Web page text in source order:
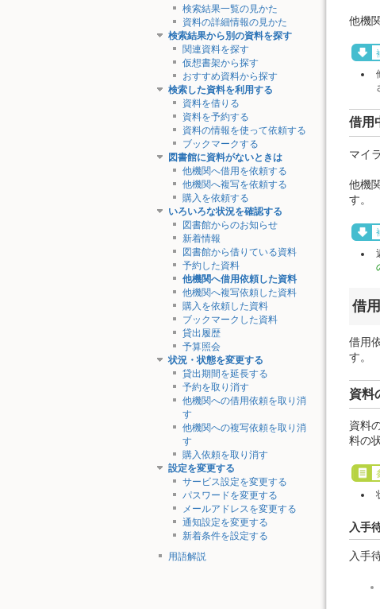
検索結果一覧の見かた
資料の詳細情報の見かた
検索結果から別の資料を探す
関連資料を探す
仮想書架から探す
おすすめ資料から探す
検索した資料を利用する
資料を借りる
資料を予約する
資料の情報を使って依頼する
ブックマークする
図書館に資料がないときは
他機関へ借用を依頼する
他機関へ複写を依頼する
購入を依頼する
いろいろな状況を確認する
図書館からのお知らせ
新着情報
図書館から借りている資料
予約した資料
他機関へ借用依頼した資料
他機関へ複写依頼した資料
購入を依頼した資料
ブックマークした資料
貸出履歴
予算照会
状況・状態を変更する
貸出期間を延長する
予約を取り消す
他機関への借用依頼を取り消
す
他機関への複写依頼を取り消
す
購入依頼を取り消す
設定を変更する
サービス設定を変更する
パスワードを変更する
メールアドレスを変更する
通知設定を変更する
新着条件を設定する
用語解説
他機
借用
マイ
他機
す。
借
借用
す。
資料
資料
料の
入手
入手